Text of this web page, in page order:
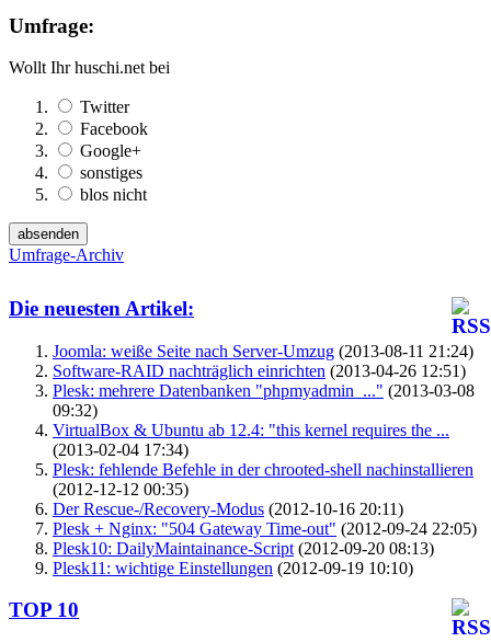
Umfrage:
Wollt Ihr huschi.net bei
Twitter
Facebook
Google+
sonstiges
blos nicht
Umfrage-Archiv
Die neuesten Artikel:
Joomla: weiße Seite nach Server-Umzug (2013-08-11 21:24)
Software-RAID nachträglich einrichten (2013-04-26 12:51)
Plesk: mehrere Datenbanken "phpmyadmin_..." (2013-03-08
09:32)
VirtualBox & Ubuntu ab 12.4: "this kernel requires the ...
(2013-02-04 17:34)
Plesk: fehlende Befehle in der chrooted-shell nachinstallieren
(2012-12-12 00:35)
Der Rescue-/Recovery-Modus (2012-10-16 20:11)
Plesk + Nginx: "504 Gateway Time-out" (2012-09-24 22:05)
Plesk10: DailyMaintainance-Script (2012-09-20 08:13)
Plesk11: wichtige Einstellungen (2012-09-19 10:10)
TOP 10